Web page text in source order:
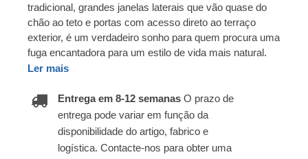
tradicional, grandes janelas laterais que vão quase do
chão ao teto e portas com acesso direto ao terraço
exterior, é um verdadeiro sonho para quem procura uma
fuga encantadora para um estilo de vida mais natural.
Ler mais
Entrega em 8-12 semanas O prazo de
entrega pode variar em função da
disponibilidade do artigo, fabrico e
logística. Contacte-nos para obter uma